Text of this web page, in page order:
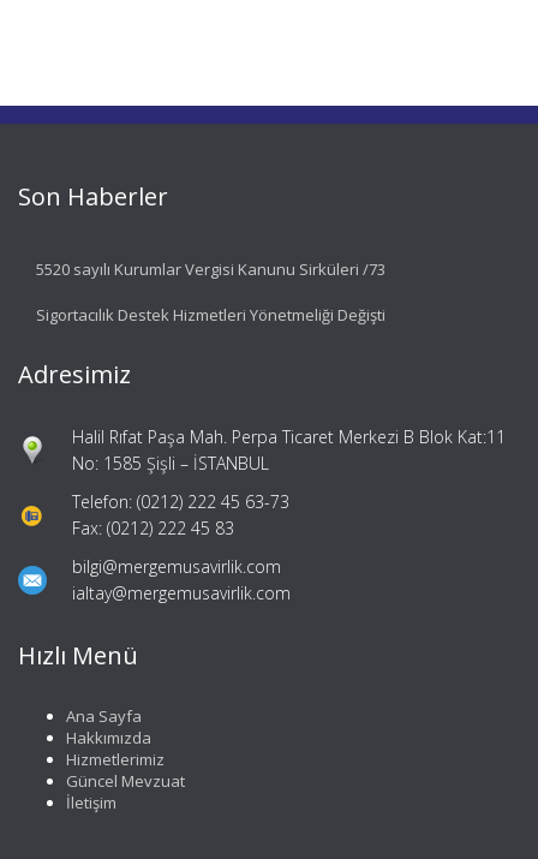
Son Haberler
5520 sayılı Kurumlar Vergisi Kanunu Sirküleri /73
Sigortacılık Destek Hizmetleri Yönetmeliği Değişti
Adresimiz
Halil Rıfat Paşa Mah. Perpa Ticaret Merkezi B Blok Kat:11
No: 1585 Şişli – İSTANBUL
Telefon: (0212) 222 45 63-73
Fax: (0212) 222 45 83
bilgi@mergemusavirlik.com
ialtay@mergemusavirlik.com
Hızlı Menü
Ana Sayfa
Hakkımızda
Hizmetlerimiz
Güncel Mevzuat
İletişim